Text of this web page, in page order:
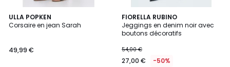
ULLA POPKEN
Corsaire en jean Sarah
49,99 €
2
Couleurs
FIORELLA RUBINO
Jeggings en denim noir avec
boutons décoratifs
54,00 €
27,00 € -50%